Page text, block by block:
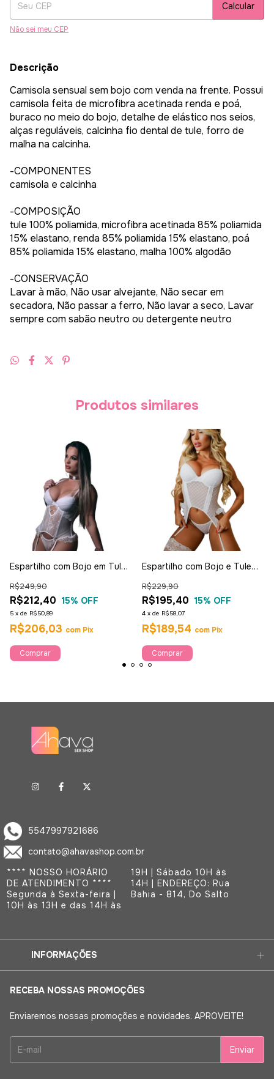
Calcular
Não sei meu CEP
Descrição
Camisola sensual sem bojo com venda na frente. Possui
camisola feita de microfibra acetinada renda e poá,
buraco no meio do bojo, detalhe de elástico nos seios,
alças reguláveis, calcinha fio dental de tule, forro de
malha na calcinha.
-COMPONENTES
camisola e calcinha
-COMPOSIÇÃO
tule 100% poliamida, microfibra acetinada 85% poliamida
15% elastano, renda 85% poliamida 15% elastano, poá
85% poliamida 15% elastano, malha 100% algodão
-CONSERVAÇÃO
Lavar à mão, Não usar alvejante, Não secar em
secadora, Não passar a ferro, Não lavar a seco, Lavar
sempre com sabão neutro ou detergente neutro
Produtos similares
Espartilho com Bojo em Tule
Veneno
R$212,40
R$249,90
15% OFF
5 x de R$50,89
R$206,03 com Pix
Comprar
Espartilho com Bojo e Tule
R$195,40
R$229,90
15% OFF
4 x de R$58,07
R$189,54 com Pix
Comprar
5547997921686
contato@ahavashop.com.br
**** NOSSO HORÁRIO
DE ATENDIMENTO ****
Segunda à Sexta-feira |
10H às 13H e das 14H às
19H | Sábado 10H às
14H | ENDEREÇO: Rua
Bahia - 814, Do Salto
INFORMAÇÕES
RECEBA NOSSAS PROMOÇÕES
Enviaremos nossas promoções e novidades. APROVEITE!